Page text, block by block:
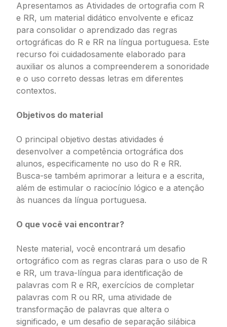
Apresentamos as Atividades de ortografia com R
e RR, um material didático envolvente e eficaz
para consolidar o aprendizado das regras
ortográficas do R e RR na língua portuguesa. Este
recurso foi cuidadosamente elaborado para
auxiliar os alunos a compreenderem a sonoridade
e o uso correto dessas letras em diferentes
contextos.
Objetivos do material
O principal objetivo destas atividades é
desenvolver a competência ortográfica dos
alunos, especificamente no uso do R e RR.
Busca-se também aprimorar a leitura e a escrita,
além de estimular o raciocínio lógico e a atenção
às nuances da língua portuguesa.
O que você vai encontrar?
Neste material, você encontrará um desafio
ortográfico com as regras claras para o uso de R
e RR, um trava-língua para identificação de
palavras com R e RR, exercícios de completar
palavras com R ou RR, uma atividade de
transformação de palavras que altera o
significado, e um desafio de separação silábica